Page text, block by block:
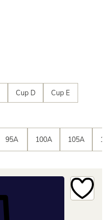
Cup D Cup E
95A 100A 105A